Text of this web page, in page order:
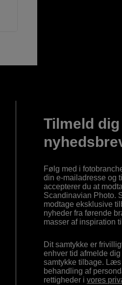
Tilmeld
Følg med i
din e-mailadresse og
accepterer du at
Scandinavian Photo.
modtage eksklusive
nyheder fra førende
masser af inspiration
Dit samtykke er
enhver tid afmelde
samtykke tilbage.
behandling af
rettigheder ivores